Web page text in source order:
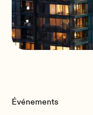
Événements